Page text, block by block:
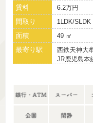
賃料 6.2万円
間取り 1LDK/SLDK
面積 49 ㎡
最寄り駅
西鉄天神大
JR鹿児島本